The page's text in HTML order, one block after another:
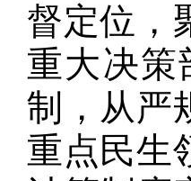
督定位，
重大决策
制，从严
重点民生